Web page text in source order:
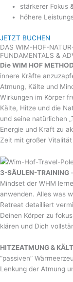
stärkerer Fokus
höhere
JETZT BUCHEN
DAS WIM-HOF-
FUNDAMENTALS &
Die WIM HOF
innere Kräfte
Atmung, Kälte und
Wirkungen im Körper
Kälte, Hitze und die
und seine natürlichen
Energie und Kraft zu
Zeit mit großer
3-SÄULEN-TRAINING
Mindset der WHM
anwenden. Alles was
Retreat detailliert
Deinen Körper zu
klären und Dich
HITZEATMUNG &
“passiven”
Lenkung der Atmung